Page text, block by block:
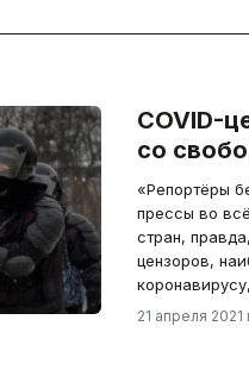
COVID-
со
«Репортёры
прессы во
стран,
цензоров,
21 апреля 2021